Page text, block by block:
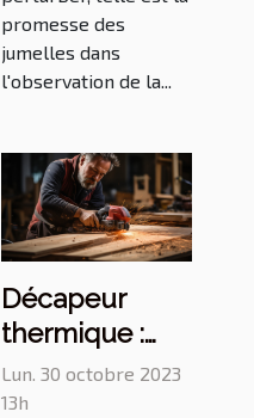
promesse des
jumelles dans
l'observation de la...
Décapeur
thermique :
comment
opérer le bon
Lun. 30 octobre 2023
13h